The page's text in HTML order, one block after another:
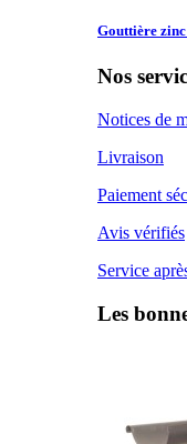
Gouttière zinc
Nos
Notices de
Livraison
Paiement
Avis vérifiés
Service
Les